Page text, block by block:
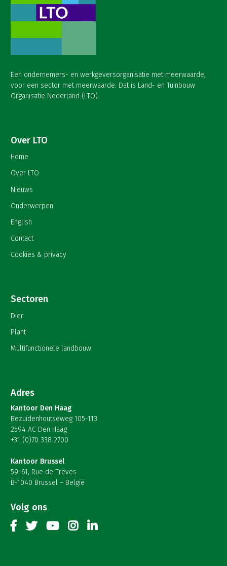
Een ondernemers- en werkgeversorganisatie met meerwaarde,
voor een sector met meerwaarde. Dat is Land- en Tuinbouw
Organisatie Nederland (LTO).
Over LTO
Home
Over LTO
Nieuws
Onderwerpen
English
Contact
Cookies & privacy
Sectoren
Dier
Plant
Multifunctionele landbouw
Adres
Kantoor Den Haag
Bezuidenhoutseweg 105-113
2594 AC Den Haag
+31 (0)70 338 2700
Kantoor Brussel
59-61, Rue de Trèves
B-1040 Brussel – België
Volg ons